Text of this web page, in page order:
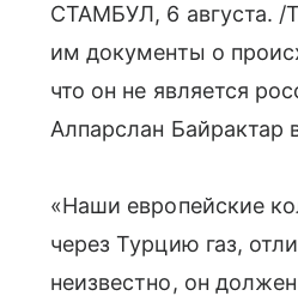
СТАМБУЛ, 6 августа. /
им документы о
что он не является
Алпарслан Байрактар
«Наши европейские
через Турцию газ,
неизвестно, он